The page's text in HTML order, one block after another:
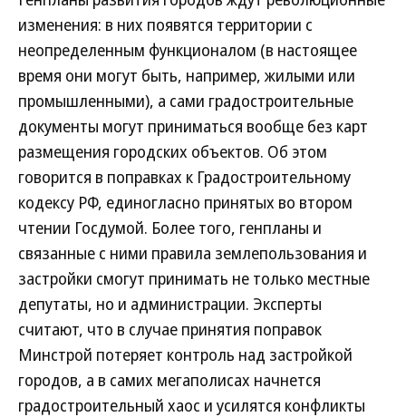
изменения: в них появятся территории с
неопределенным функционалом (в настоящее
время они могут быть, например, жилыми или
промышленными), а сами градостроительные
документы могут приниматься вообще без карт
размещения городских объектов. Об этом
говорится в поправках к Градостроительному
кодексу РФ, единогласно принятых во втором
чтении Госдумой. Более того, генпланы и
связанные с ними правила землепользования и
застройки смогут принимать не только местные
депутаты, но и администрации. Эксперты
считают, что в случае принятия поправок
Минстрой потеряет контроль над застройкой
городов, а в самих мегаполисах начнется
градостроительный хаос и усилятся конфликты